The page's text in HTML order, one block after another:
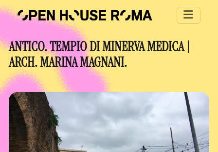
Salta al contenuto principale
ANTICO. TEMPIO DI MINERVA MEDICA |
ARCH. MARINA MAGNANI.